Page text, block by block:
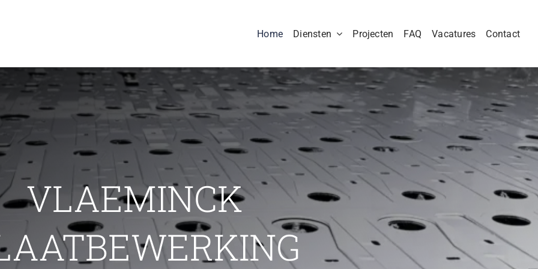
Home Diensten Projecten FAQ Vacatures Contact
VLAEMINCK